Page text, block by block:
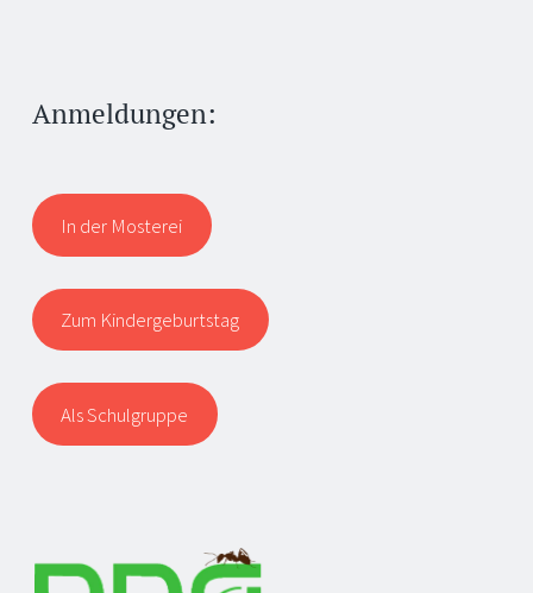
Anmeldungen:
In der Mosterei
Zum Kindergeburtstag
Als Schulgruppe